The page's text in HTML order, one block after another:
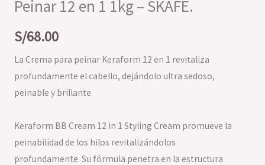
Peinar 12 en 1 1kg – SKAFE.
S/68.00
La Crema para peinar Keraform 12 en 1 revitaliza
profundamente el cabello, dejándolo ultra sedoso,
peinable y brillante.
Keraform BB Cream 12 in 1 Styling Cream promueve la
peinabilidad de los hilos revitalizándolos
profundamente. Su fórmula penetra en la estructura